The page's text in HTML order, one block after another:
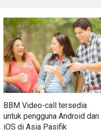
BBM Video-call tersedia
untuk pengguna Android dan
iOS di Asia Pasifik